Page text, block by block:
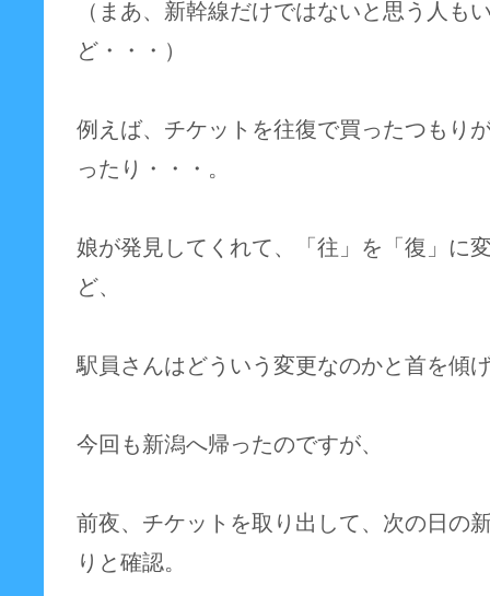
（まあ、新幹線だけではないと思う人も
ど・・・）
例えば、チケットを往復で買ったつもり
ったり・・・。
娘が発見してくれて、「往」を「復」に
ど、
駅員さんはどういう変更なのかと首を傾
今回も新潟へ帰ったのですが、
前夜、チケットを取り出して、次の日の
りと確認。